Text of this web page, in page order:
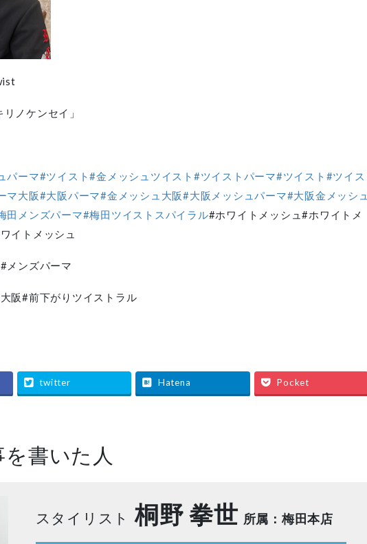
ノケンセイ」
パーマ#ツイスト#金メッシュツイスト #ツイストパーマ#ツイスト#ツイス
マ大阪#大阪パーマ#金メッシュ大阪#大阪メッシュパーマ#大阪金メッシュ
田メンズパーマ#梅田ツイストスパイラル#ホワイトメッシュ#ホワイトメ
イトメッシュ
メンズパーマ
阪#前下がりツイストラル
twitter Hatena Pocket
書いた人
スタイリスト 桐野 拳世 所属：梅田本店